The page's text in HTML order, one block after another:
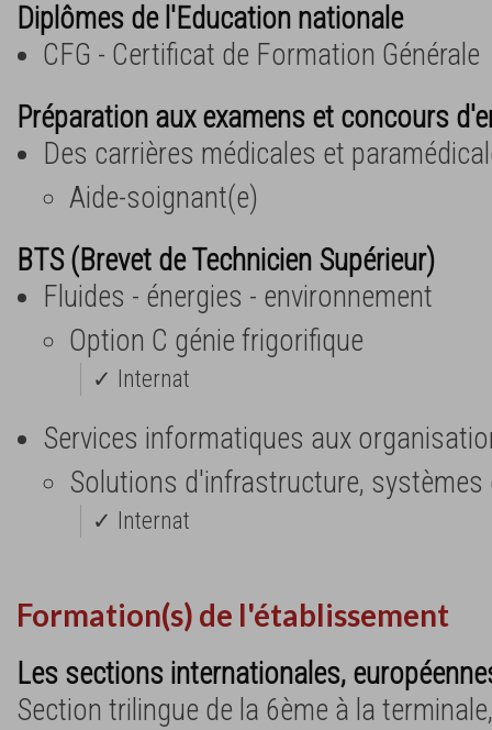
Diplômes de l'Education nationale
CFG - Certificat de Formation Générale
Préparation aux examens et concours
Des carrières médicales et
Aide-soignant(e)
BTS (Brevet de Technicien Supérieur)
Fluides - énergies - environnement
Option C génie frigorifique
✓ Internat
Services informatiques aux
Solutions d'infrastructure, systèmes
✓ Internat
Formation(s) de l'établissement
Les sections internationales,
Section trilingue de la 6ème à la